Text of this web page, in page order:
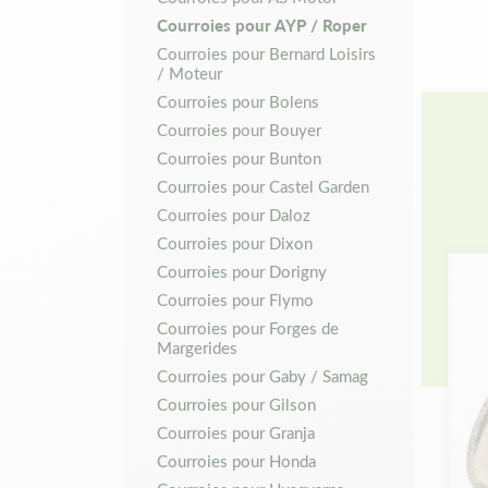
Courroies pour AYP / Roper
Courroies pour Bernard Loisirs
/ Moteur
Courroies pour Bolens
Courroies pour Bouyer
Courroies pour Bunton
Courroies pour Castel Garden
Courroies pour Daloz
Courroies pour Dixon
Courroies pour Dorigny
Courroies pour Flymo
Courroies pour Forges de
Margerides
Courroies pour Gaby / Samag
Courroies pour Gilson
Courroies pour Granja
Courroies pour Honda
riche
que